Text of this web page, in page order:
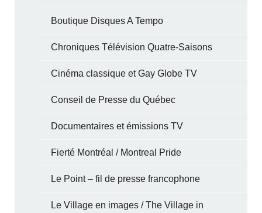
Boutique Disques A Tempo
Chroniques Télévision Quatre-Saisons
Cinéma classique et Gay Globe TV
Conseil de Presse du Québec
Documentaires et émissions TV
Fierté Montréal / Montreal Pride
Le Point – fil de presse francophone
Le Village en images / The Village in